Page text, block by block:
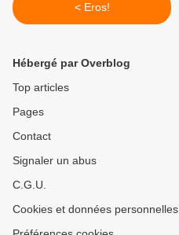
< Eros!
Hébergé par Overblog
Top articles
Pages
Contact
Signaler un abus
C.G.U.
Cookies et données personnelles